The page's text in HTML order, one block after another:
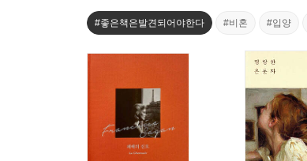
#좋은책은발견되어야한다 #비혼 #입양